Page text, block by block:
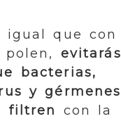
igual que con
polen, evitarás
bacterias,
y gérmenes
filtren
con la